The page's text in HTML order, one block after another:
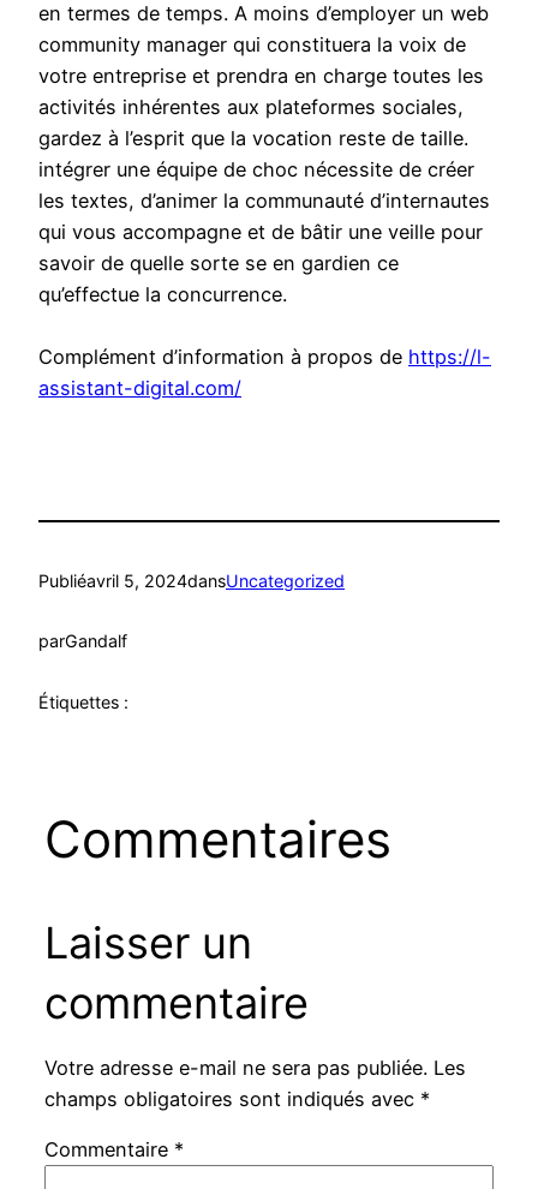
en termes de temps. A moins d’employer un web
community manager qui constituera la voix de
votre entreprise et prendra en charge toutes les
activités inhérentes aux plateformes sociales,
gardez à l’esprit que la vocation reste de taille.
intégrer une équipe de choc nécessite de créer
les textes, d’animer la communauté d’internautes
qui vous accompagne et de bâtir une veille pour
savoir de quelle sorte se en gardien ce
qu’effectue la concurrence.
Complément d’information à propos de https://l-
assistant-digital.com/
Publiéavril 5, 2024dansUncategorized
parGandalf
Étiquettes :
Commentaires
Laisser un
commentaire
Votre adresse e-mail ne sera pas publiée. Les
champs obligatoires sont indiqués avec *
Commentaire *